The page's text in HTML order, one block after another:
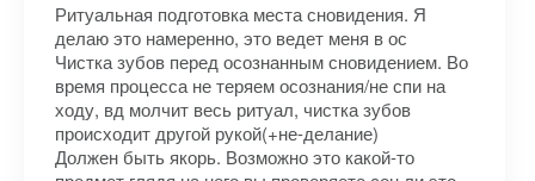
Ритуальная подготовка места сновидения. Я
делаю это намеренно, это ведет меня в ос
Чистка зубов перед осознанным сновидением. Во
время процесса не теряем осознания/не спи на
ходу, вд молчит весь ритуал, чистка зубов
происходит другой рукой(+не-делание)
Должен быть якорь. Возможно это какой-то